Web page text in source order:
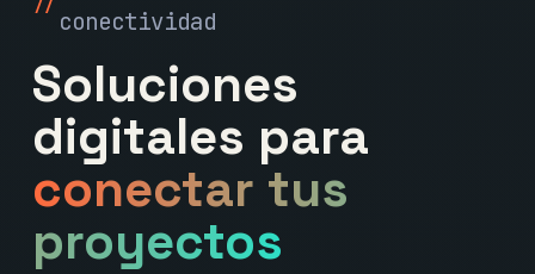
conectividad
Soluciones
digitales para
conectar tus
proyectos